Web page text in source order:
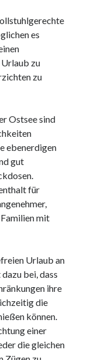
es
zu
zu
Ostsee sind
ebenerdigen
gut
für
mit
Urlaub an
bei, dass
ihre
die
können.
einer
die gleichen